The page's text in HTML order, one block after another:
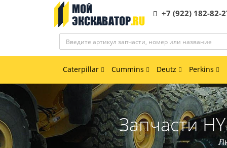
+7 (922) 182-82-
Caterpillar Cummins Deutz Perkins
Запчасти